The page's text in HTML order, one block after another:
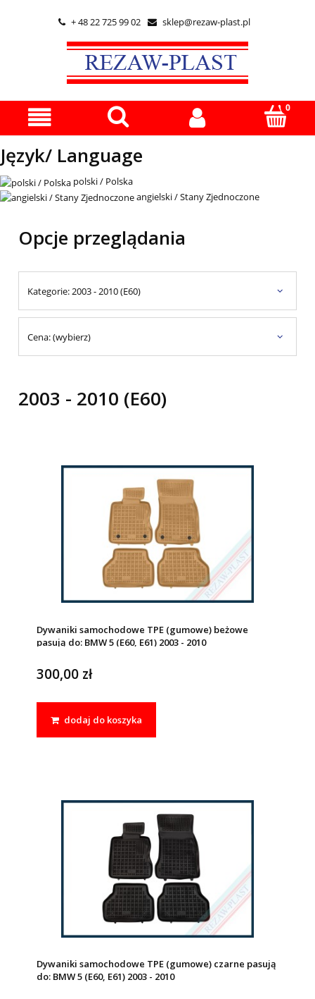
 + 48 22 725 99 02  sklep@rezaw-plast.pl
Język/ Language
polski / Polska
angielski / Stany Zjednoczone
Opcje przeglądania
Kategorie: 2003 - 2010 (E60)
Cena: (wybierz)
2003 - 2010 (E60)
Dywaniki samochodowe TPE (gumowe) beżowe
pasują do: BMW 5 (E60, E61) 2003 - 2010
300,00 zł
dodaj do koszyka
Dywaniki samochodowe TPE (gumowe) czarne pasują
do: BMW 5 (E60, E61) 2003 - 2010